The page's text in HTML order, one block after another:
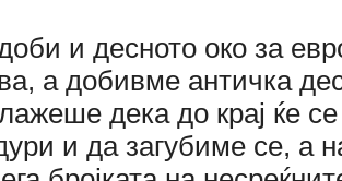
и десното око за
а добивме античка
дека до крај ќе
и да загубиме се, а